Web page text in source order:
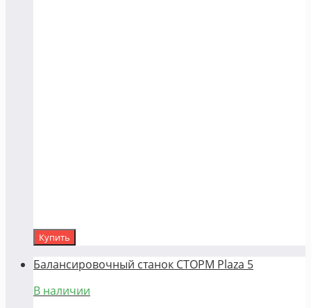
Купить
Балансировочный станок СТОРМ Plaza 5
В наличии